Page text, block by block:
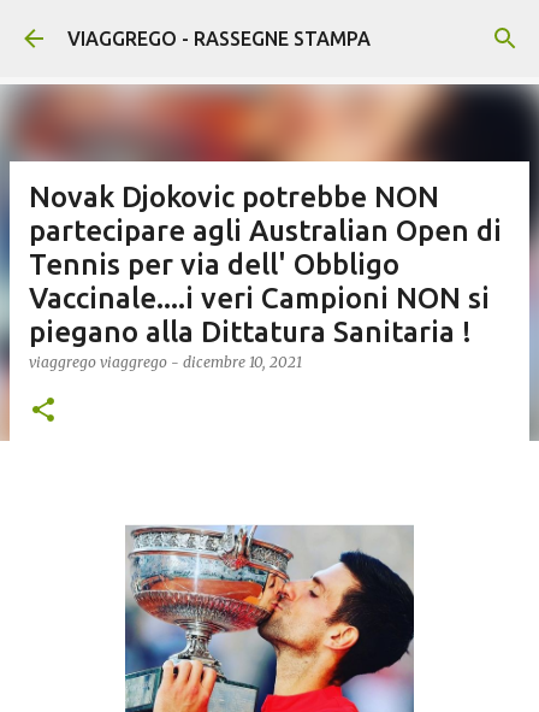
Passa ai contenuti principali
VIAGGREGO - RASSEGNE STAMPA
Novak Djokovic potrebbe NON
partecipare agli Australian Open di
Tennis per via dell' Obbligo
Vaccinale....i veri Campioni NON si
piegano alla Dittatura Sanitaria !
viaggrego viaggrego - dicembre 10, 2021